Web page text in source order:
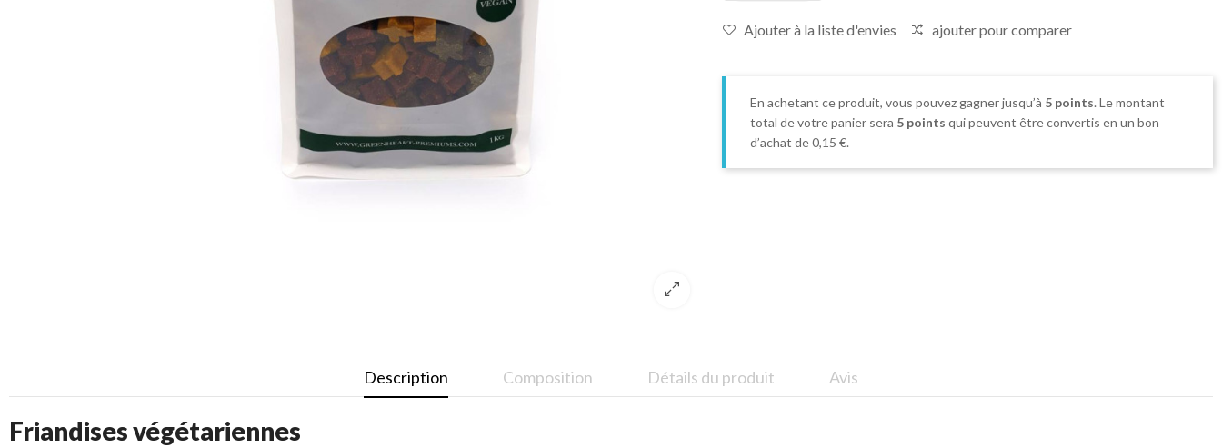
Ajouter à la liste d'envies ajouter pour comparer
En achetant ce produit, vous pouvez gagner jusqu’à 5 points. Le montant
total de votre panier sera 5 points qui peuvent être convertis en un bon
d’achat de0,15 €.
Description Composition Détails du produit Avis
Friandises végétariennes